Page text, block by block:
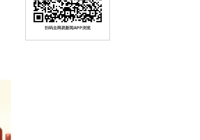
扫码去网易新闻APP浏览